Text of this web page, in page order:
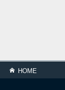
HOME